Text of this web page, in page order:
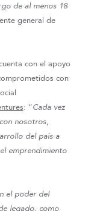
de al menos 18
general de
con el apoyo
con
: “Cada vez
nosotros,
del país a
emprendimiento
el poder del
legado, como